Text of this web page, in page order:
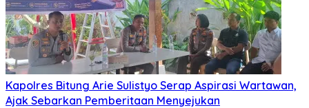
Kapolres Bitung Arie Sulistyo Serap Aspirasi Wartawan,
Ajak Sebarkan Pemberitaan Menyejukan